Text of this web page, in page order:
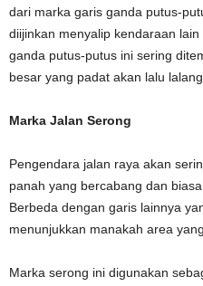
dari marka garis ganda putus-
diijinkan menyalip kendaraan
ganda putus-putus ini sering
besar yang padat akan lalu
Marka Jalan Serong
Pengendara jalan raya akan
panah yang bercabang dan
Berbeda dengan garis lainnya
menunjukkan manakah area
Marka serong ini digunakan